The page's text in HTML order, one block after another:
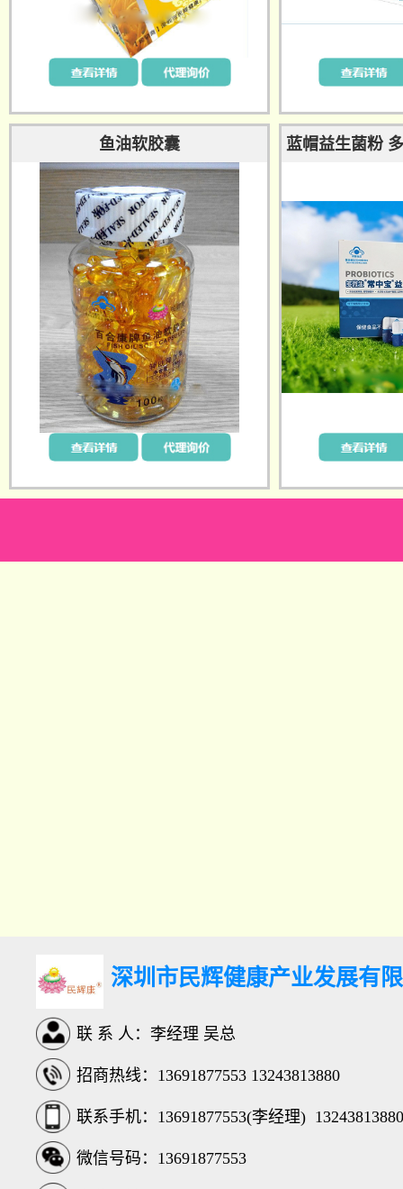
鱼油软胶囊
蓝帽益生菌粉
深圳市民辉健康产业发展有
联 系 人：李经理 吴总
招商热线：13691877553 13243813880
联系手机： 13691877553(李经理)
微信号码：13691877553